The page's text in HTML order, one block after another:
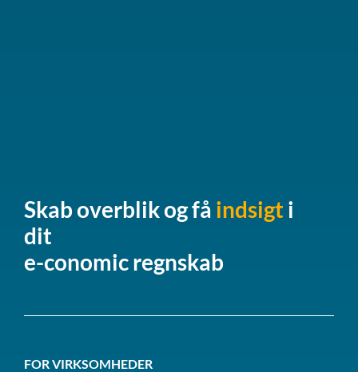
Skab overblik og få indsigt i
dit
e-conomic regnskab
FOR VIRKSOMHEDER